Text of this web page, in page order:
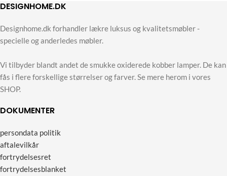
DESIGNHOME.DK
Designhome.dk forhandler lækre luksus og kvalitetsmøbler -
specielle og anderledes møbler.
Vi tilbyder blandt andet de smukke oxiderede kobber lamper. De kan
fås i flere forskellige størrelser og farver. Se mere herom i vores
SHOP.
DOKUMENTER
persondata politik
aftalevilkår
fortrydelsesret
fortrydelsesblanket